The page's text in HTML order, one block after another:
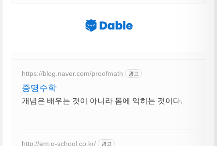
https://blog.naver.com/proofmath 광고
증명수학
개념은 배우는 것이 아니라 몸에 익히는 것이다.
http://em.g-school.co.kr/ 광고